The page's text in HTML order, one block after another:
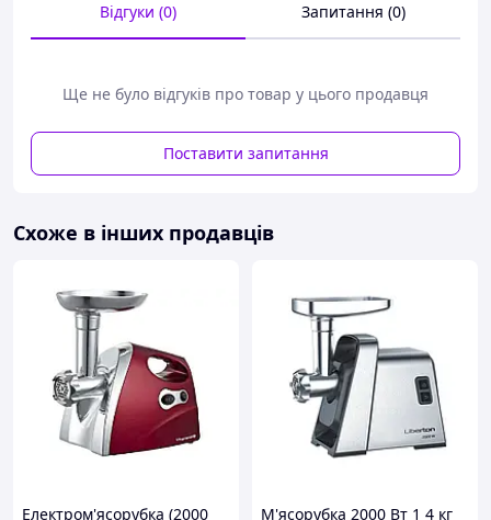
м'ясорубки, а наявність електром'ясорубки допоможе
вам забезпечити зручність у приготуванні, мінімальне
Неперевершене білоруське якість
оцінити лише згодом, позаяк найближчі 5-10 років у
вас не виникне з нею жодних проблем. Наявність
габарити та вагу, що зможе забезпечити для вас
придбати в нашому інтернет-магазині за найнижчими
цінами.
Відгуки (0) Запитання (0)
Ще не було відгуків про товар у цього продавця
Поставити запитання
Схоже в інших продавців
Електром'ясорубка (2000
М'ясорубка 2000 Вт 1 4 кг